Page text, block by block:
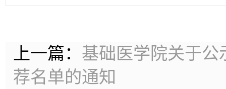
上一篇： 基础医学院关于公
荐名单的通知